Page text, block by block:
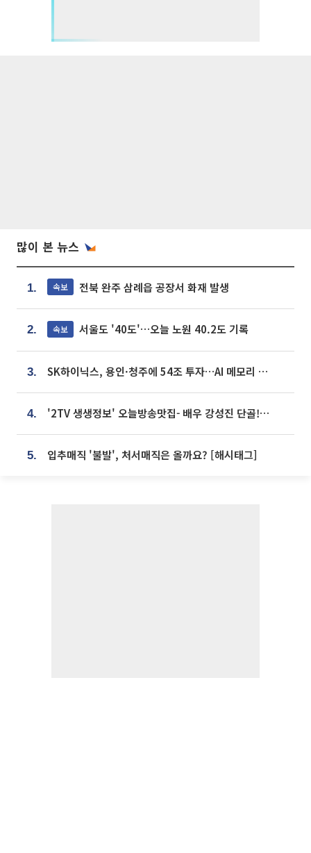
많이 본 뉴스
1. 속보 전북 완주 삼례읍 공장서 화재 발생
2. 속보 서울도 '40도'…오늘 노원 40.2도 기록
3. SK하이닉스, 용인·청주에 54조 투자…AI 메모리 생산기지 키운다
4. '2TV 생생정보' 오늘방송맛집- 배우 강성진 단골! 쌀국수ㆍ푸팟퐁 커리 맛집 '블○○○'
5. 입추매직 '불발', 처서매직은 올까요? [해시태그]